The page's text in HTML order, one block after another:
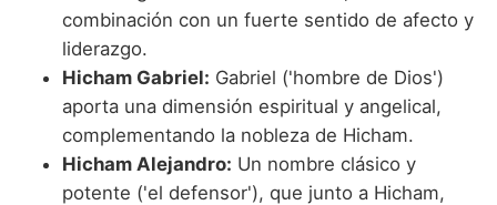
combinación con un fuerte sentido de afecto y
liderazgo.
Hicham Gabriel: Gabriel ('hombre de Dios')
aporta una dimensión espiritual y angelical,
complementando la nobleza de Hicham.
Hicham Alejandro: Un nombre clásico y
potente ('el defensor'), que junto a Hicham,